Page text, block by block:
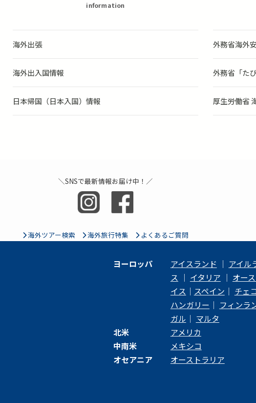
information
海外出張
海外出入国情報
日本帰国（日本入国）情報
外務省海外
外務省「たび
厚生労働省
＼SNSで最新情報お届け中！／
海外ツアー検索 海外旅行特集 よくあるご質問
ヨーロッパ アイスランド ｜ アイル
ス ｜ イタリア ｜ オー
イス ｜ スペイン ｜ チェ
ハンガリー ｜ フィンラ
ガル ｜ マルタ
北米
アメリカ
中南米
メキシコ
オセアニア
オーストラリア